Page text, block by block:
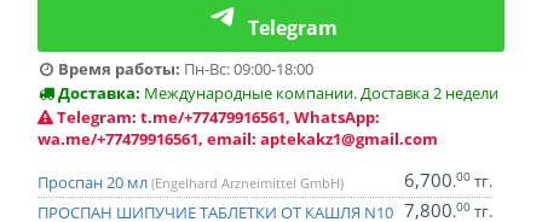
Telegram
Время работы: Пн-Вс: 09:00-18:00
Доставка: Международные компании. Доставка 2 недели
Telegram: t.me/+77479916561, WhatsApp:
wa.me/+77479916561, email: aptekakz1@gmail.com
Проспан 20 мл (Engelhard Arzneimittel GmbH) 6,700.00 тг.
ПРОСПАН ШИПУЧИЕ ТАБЛЕТКИ ОТ КАШЛЯ N10 7,800.00 тг.